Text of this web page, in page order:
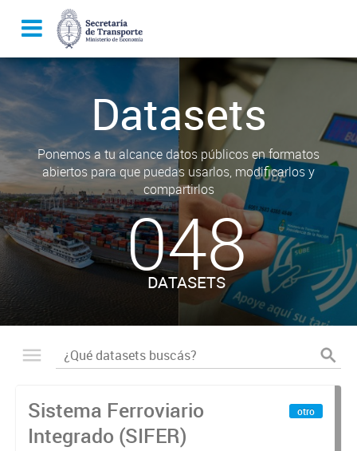
Datasets
Ponemos a tu alcance datos públicos en formatos
abiertos para que puedas usarlos, modificarlos y
compartirlos
048
DATASETS
Sistema Ferroviario
Integrado (SIFER)
otro